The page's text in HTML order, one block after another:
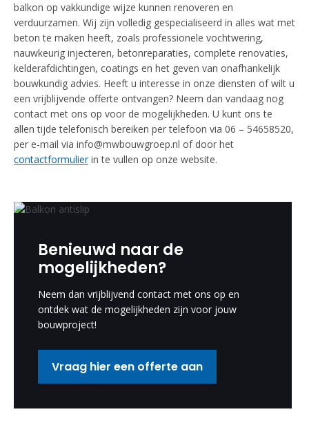
balkon op vakkundige wijze kunnen renoveren en
verduurzamen. Wij zijn volledig gespecialiseerd in alles wat met
beton te maken heeft, zoals professionele vochtwering,
nauwkeurig injecteren, betonreparaties, complete renovaties,
kelderafdichtingen, coatings en het geven van onafhankelijk
bouwkundig advies. Heeft u interesse in onze diensten of wilt u
een vrijblijvende offerte ontvangen? Neem dan vandaag nog
contact met ons op voor de mogelijkheden. U kunt ons te
allen tijde telefonisch bereiken per telefoon via 06 – 54658520,
per e-mail via info@mwbouwgroep.nl of door het
contactformulierin te vullen op onze website.
Benieuwd naar de
mogelijkheden?
Neem dan vrijblijvend contact met ons op en
ontdek wat de mogelijkheden zijn voor jouw
bouwproject!
Vraag hier een offerte aan